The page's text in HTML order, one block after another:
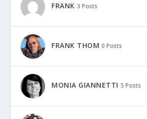
FRANK 3 Posts
FRANK THOM 0 Posts
MONIA GIANNETTI 5 Posts